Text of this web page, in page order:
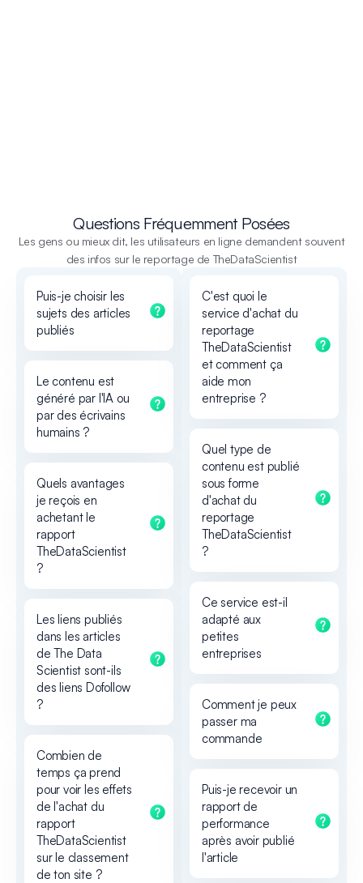
Questions Fréquemment Posées
Les gens ou mieux dit, les utilisateurs en ligne demandent souvent
des infos sur le reportage de TheDataScientist
Puis-je choisir les
sujets des articles
publiés
Le contenu est
généré par l'IA ou
par des écrivains
humains ?
Quels avantages
je reçois en
achetant le
rapport
TheDataScientist
?
Les liens publiés
dans les articles
de The Data
Scientist sont-ils
des liens Dofollow
?
Combien de
temps ça prend
pour voir les effets
de l'achat du
rapport
TheDataScientist
sur le classement
de ton site ?
C'est quoi le
service d'achat du
reportage
TheDataScientist
et comment ça
aide mon
entreprise ?
Quel type de
contenu est publié
sous forme
d'achat du
reportage
TheDataScientist
?
Ce service est-il
adapté aux
petites
entreprises
Comment je peux
passer ma
commande
Puis-je recevoir un
rapport de
performance
après avoir publié
l'article